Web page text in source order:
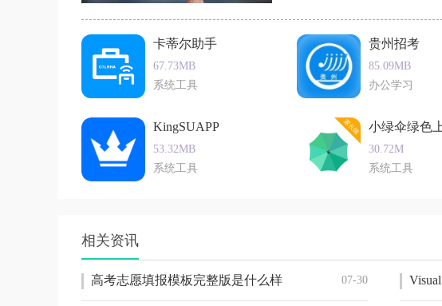
卡蒂尔助手
67.73MB
系统工具
贵州招考
85.09MB
办公学习
KingSUAPP
53.32MB
系统工具
小绿伞绿色
30.72M
系统工具
相关资讯
07-30
高考志愿填报模板完整版是什么样 Visual